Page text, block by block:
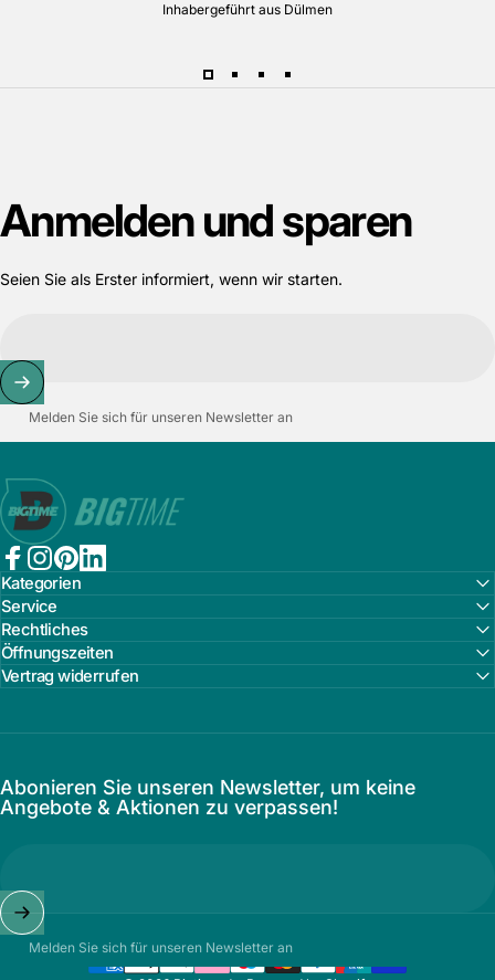
Inhabergeführt aus Dülmen
Anmeldenundsparen
Seien Sie als Erster informiert, wenn wir starten.
Melden Sie sich für unseren Newsletter an
Bigtime.de
Facebook
Instagram
PinterestLinkedIn
Kategorien
Service
Rechtliches
Öffnungszeiten
Vertrag widerrufen
Abonieren Sie unseren Newsletter, um keine
Angebote & Aktionen zu verpassen!
Melden Sie sich für unseren Newsletter an